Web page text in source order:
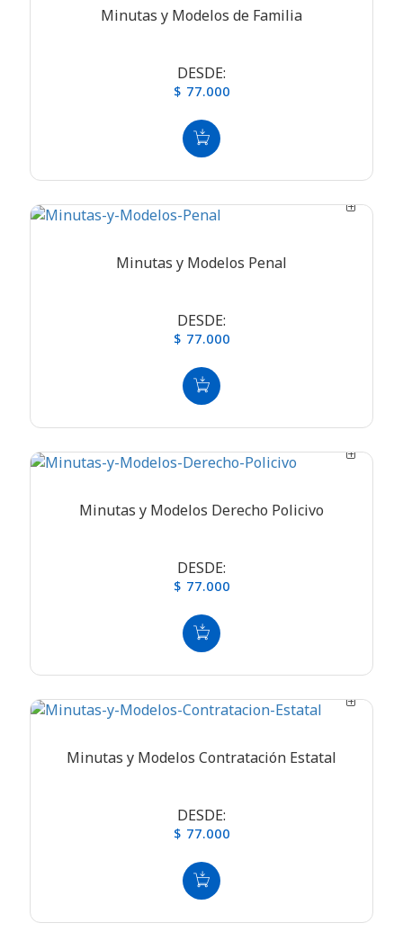
Minutas y Modelos de Familia
DESDE:
$ 77.000
Minutas y Modelos Penal
DESDE:
$ 77.000
Minutas y Modelos Derecho Policivo
DESDE:
$ 77.000
Minutas y Modelos Contratación Estatal
DESDE:
$ 77.000